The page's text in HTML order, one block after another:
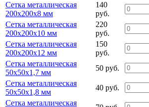
Сетка металлическая
200х200х8 мм
140
руб.
Сетка металлическая
200х200х10 мм
220
руб.
Сетка металлическая
200х200х12 мм
150
руб.
Сетка металлическая
50х50х1,7 мм
50 руб.
Сетка металлическая
50х50х1,8 мм
40 руб.
Сетка металлическая